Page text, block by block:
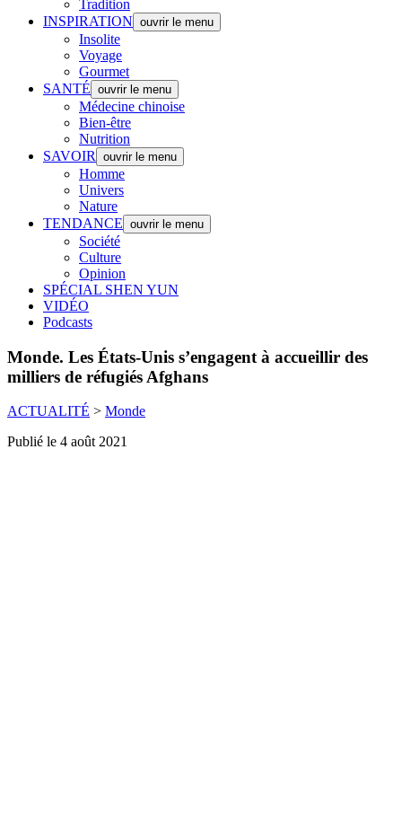
Tradition
INSPIRATION ouvrir le menu
Insolite
Voyage
Gourmet
SANTÉ ouvrir le menu
Médecine chinoise
Bien-être
Nutrition
SAVOIR
ouvrir le menu
Homme
Univers
Nature
TENDANCE ouvrir le menu
Société
Culture
Opinion
SPÉCIAL SHEN YUN
VIDÉO
Podcasts
Monde. Les États-Unis s’engagent à accueillir des
milliers de réfugiés Afghans
ACTUALITÉ > Monde
Publié le 4 août 2021